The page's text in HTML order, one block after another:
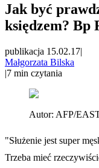
Jak być
księdzem? Bp
publikacja 15.02.17|
Małgorzata Bilska
|7 min czytania
Autor: AFP/
"Służenie jest super
Trzeba mieć